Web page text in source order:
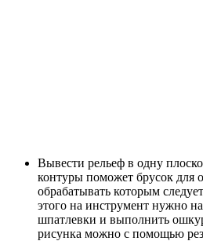
Вывести рельеф в одну
контуры поможет брусок для
обрабатывать которым
этого на инструмент нужно
шпатлевки и выполнить
рисунка можно с помощью